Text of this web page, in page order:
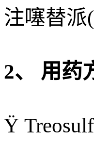
注噻替派
2、 用药
Ÿ